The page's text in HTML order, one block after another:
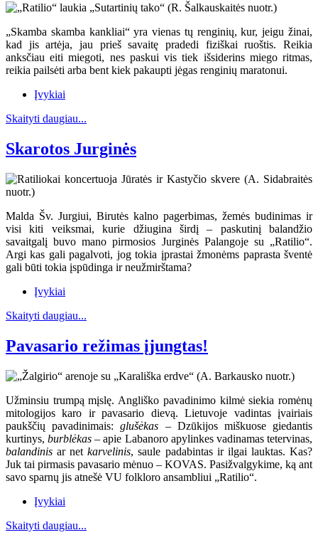
„Skamba skamba kankliai“ yra vienas tų renginių, kur, jeigu žinai,
kad jis artėja, jau prieš savaitę pradedi fiziškai ruoštis. Reikia
anksčiau eiti miegoti, nes paskui vis tiek išsiderins miego ritmas,
reikia pailsėti arba bent kiek pakaupti jėgas renginių maratonui.
Įvykiai
Skaityti daugiau...
Skarotos Jurginės
Malda Šv. Jurgiui, Birutės kalno pagerbimas, žemės budinimas ir
visi kiti veiksmai, kurie džiugina širdį – paskutinį balandžio
savaitgalį buvo mano pirmosios Jurginės Palangoje su „Ratilio“.
Argi kas gali pagalvoti, jog tokia įprastai žmonėms paprasta šventė
gali būti tokia įspūdinga ir neužmirštama?
Įvykiai
Skaityti daugiau...
Pavasario režimas įjungtas!
Užminsiu trumpą mįslę. Angliško pavadinimo kilmė siekia romėnų
mitologijos karo ir pavasario dievą. Lietuvoje vadintas įvairiais
paukščių pavadinimais:glušėkas – Dzūkijos miškuose giedantis
kurtinys,burblėkas– apie Labanoro apylinkes vadinamas tetervinas,
balandinisar netkarvelinis, saule padabintas ir ilgai lauktas. Kas?
Juk tai pirmasis pavasario mėnuo – KOVAS. Pasižvalgykime, ką ant
savo sparnų jis atnešė VU folkloro ansambliui „Ratilio“.
Įvykiai
Skaityti daugiau...